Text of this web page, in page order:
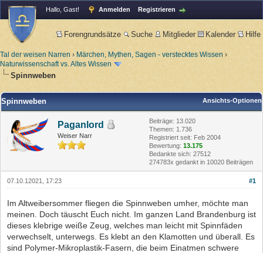
Hallo, Gast! Anmelden Registrieren
Forengrundsätze Suche Mitglieder Kalender Hilfe
Tal der weisen Narren › Märchen, Mythen, Sagen - verstecktes Wissen ›
Naturwissenschaft vs. Altes Wissen
Spinnweben
Ansichts-Optionen
Spinnweben
Paganlord
Weiser Narr
Beiträge: 13.020
Themen: 1.736
Registriert seit: Feb 2004
Bewertung: 13.175
Bedankte sich: 27512
274783x gedankt in 10020 Beiträgen
#1
07.10.12021, 17:23
Im Altweibersommer fliegen die Spinnweben umher, möchte man
meinen. Doch täuscht Euch nicht. Im ganzen Land Brandenburg ist
dieses klebrige weiße Zeug, welches man leicht mit Spinnfäden
verwechselt, unterwegs. Es klebt an den Klamotten und überall. Es
sind Polymer-Mikroplastik-Fasern, die beim Einatmen schwere